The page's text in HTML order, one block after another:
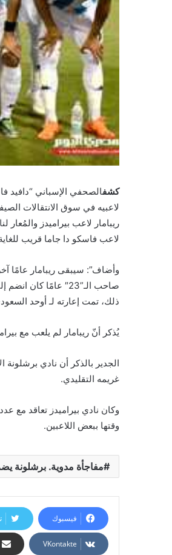
كشفالصحفي الإسباني “دافيد
لاعبيه في سوق الانتقالات
ريبامار لاعب بيراميدز
لاعب فاسكو دا جاما قريب للغاية من التوقيع لمدة 4 مواسم
وأضاف”: سيبقى ريبامار عامًا
ذلك، تمت إعارته لـ أوحد السعودي، ثم
يُذكر أنّ ريبامار لم يلعب مع بيراميدز سوى في 3
الجدير بالذكر أن نادي
غريمه التقليدي.
وكان نادي بيراميدز تعاقد مع
وقتها ببعض اللاعبين.
مفاجأة مدوية. برشلونة
فيسبوك